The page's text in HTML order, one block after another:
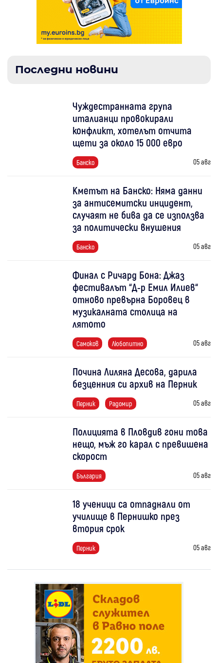
Последни новини
Чуждестранната група
италианци провокирали
конфликт, хотелът отчита
щети за около 15 000 евро
Банско 05 авг
Кметът на Банско: Няма данни
за антисемитски инцидент,
случаят не бива да се използва
за политически внушения
Банско 05 авг
Финал с Ричард Бона: Джаз
фестивалът “Д-р Емил Илиев“
отново превърна Боровец в
музикалната столица на
лятото
Самоков Любопитно 05 авг
Почина Лиляна Десова, дарила
безценния си архив на Перник
Перник Радомир 05 авг
Полицията в Пловдив гони това
нещо, мъж го карал с превишена
скорост
България 05 авг
18 ученици са отпаднали от
училище в Пернишко през
втория срок
Перник 05 авг